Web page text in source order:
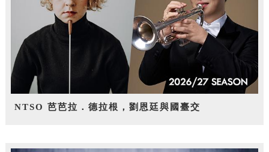
NTSO 芭芭拉．德拉根，劉恩廷與國臺交